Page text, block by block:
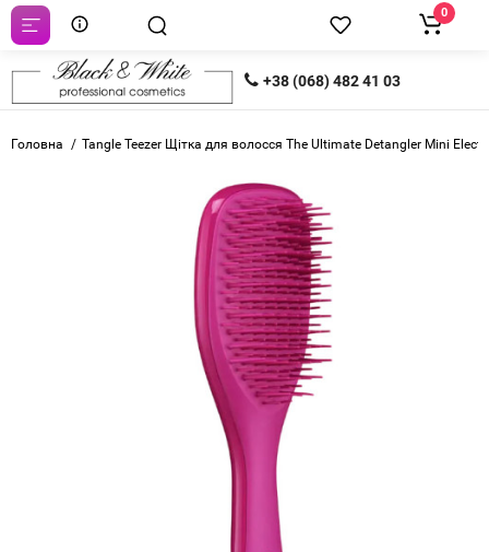
+38 (068) 482 41 03
0
Головна Tangle Teezer Щітка для волосся The Ultimate Detangler Mini